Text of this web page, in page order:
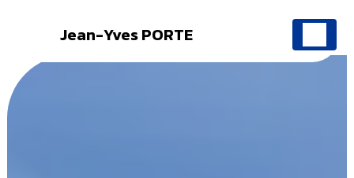
Jean-Yves PORTE
Panneau de gestion des cookies